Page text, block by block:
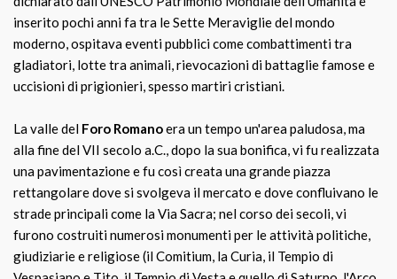
inserito pochi anni fa tra le Sette Meraviglie del mondo
moderno, ospitava eventi pubblici come combattimenti tra
gladiatori, lotte tra animali, rievocazioni di battaglie famose e
uccisioni di prigionieri, spesso martiri cristiani.
La valle del Foro Romanoera un tempo un'area paludosa, ma
alla fine del VII secolo a.C., dopo la sua bonifica, vi fu realizzata
una pavimentazione e fu così creata una grande piazza
rettangolare dove si svolgeva il mercato e dove confluivano le
strade principali come la Via Sacra; nel corso dei secoli, vi
furono costruiti numerosi monumenti per le attività politiche,
giudiziarie e religiose (il Comitium, la Curia, il Tempio di